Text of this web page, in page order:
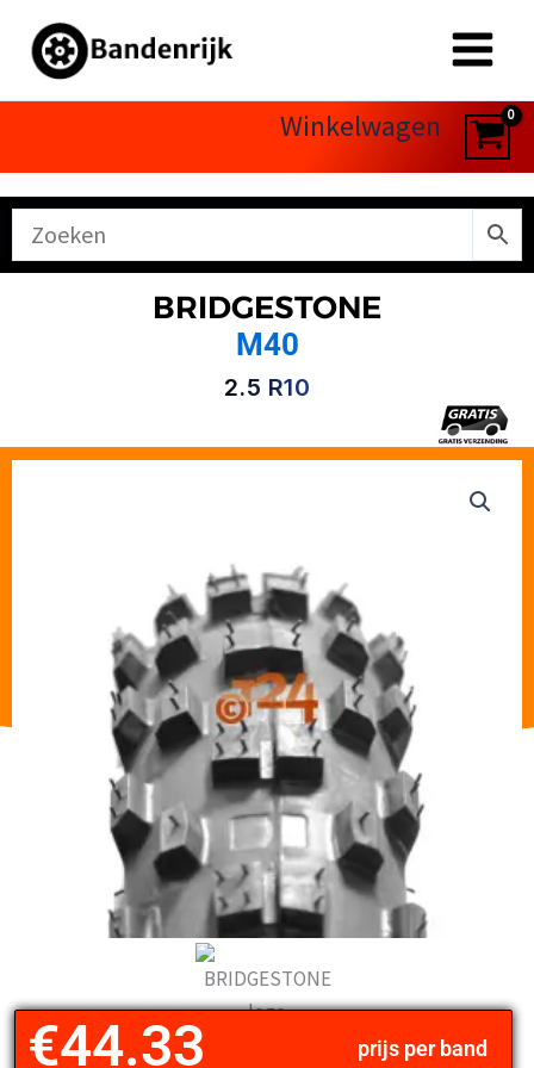
naar
Winkelwagen
BRIDGESTONE
M40
2.5 R10
prijs per band
€44.33